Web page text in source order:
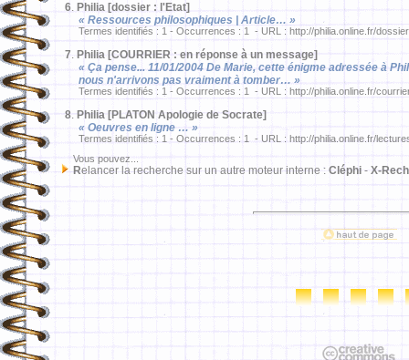
6. Philia [dossier : l'Etat]
« Ressources philosophiques | Article… »
Termes identifiés : 1 - Occurrences : 1 - URL : http://philia.online.fr/
7. Philia [COURRIER : en réponse à un message]
« Ça pense... 11/01/2004 De Marie, cette énigme adressée à
nous n'arrivons pas vraiment à tomber… »
Termes identifiés : 1 - Occurrences : 1 - URL : http://philia.online.fr/
8. Philia [PLATON Apologie de Socrate]
« Oeuvres en ligne … »
Termes identifiés : 1 - Occurrences : 1 - URL : http://philia.online.fr/
Vous pouvez...
Relancer la recherche sur un autre moteur interne : Cléphi - X-